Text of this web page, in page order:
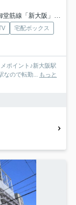
線「新大阪」駅 徒歩5分
宅配ボックス
ポイント♪新大阪駅
なので転勤... もっと